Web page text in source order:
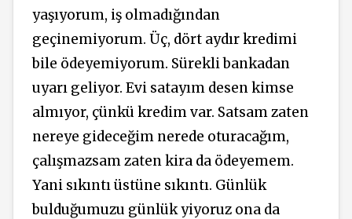
yaşıyorum, iş olmadığından
geçinemiyorum. Üç, dört aydır kredimi
bile ödeyemiyorum. Sürekli bankadan
uyarı geliyor. Evi satayım desen kimse
almıyor, çünkü kredim var. Satsam zaten
nereye gideceğim nerede oturacağım,
çalışmazsam zaten kira da ödeyemem.
Yani sıkıntı üstüne sıkıntı. Günlük
bulduğumuzu günlük yiyoruz ona da